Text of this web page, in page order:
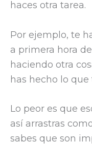
haces otra tarea.
Por ejemplo, te
a primera hora
haciendo otra
has hecho lo
Lo peor es que
así arrastras
sabes que son